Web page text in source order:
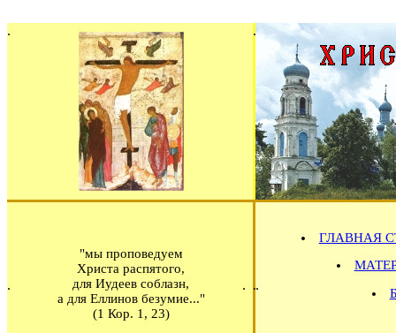
"мы проповедуем
Христа распятого,
для Иудеев соблазн,
а для Еллинов безумие..."
(1 Кор. 1, 23)
ГЛАВНАЯ